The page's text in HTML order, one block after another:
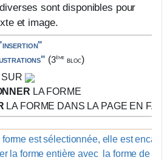
sont disponibles pour
et image.
(3ème bloc)
SUR
LA FORME
LA FORME DANS LA PAGE EN
forme est sélectionnée, elle est
la forme entière avec
la forme de